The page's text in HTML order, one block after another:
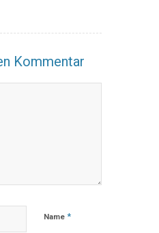
Kommentar
Name *